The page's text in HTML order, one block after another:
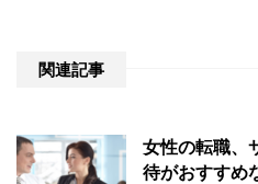
関連記事
女性の転職、
待がおすすめ